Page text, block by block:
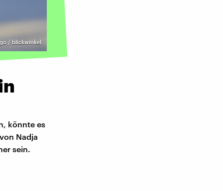
/ blickwinkel
könnte es
Nadja
sein.